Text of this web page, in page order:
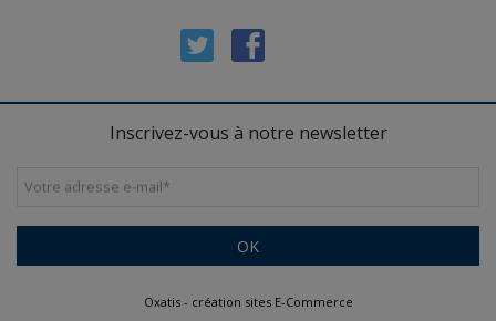
Inscrivez-vous à notre newsletter
Votre adresse e-mail*
OK
Oxatis - création sites E-Commerce